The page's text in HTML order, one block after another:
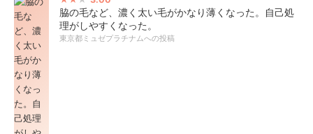
脇の毛など、濃く太い毛がかなり薄くなった。自己処
理がしやすくなった。
東京都ミュゼプラチナムへの投稿